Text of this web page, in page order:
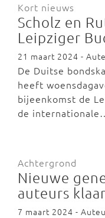
Kort nieuws
Scholz en
Leipziger
21 maart 2024 -
De Duitse
heeft
bijeenkomst de
de
Achtergrond
Nieuwe
auteurs
7 maart 2024 -